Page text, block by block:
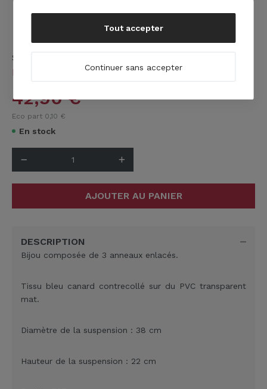
Suspension Bijou en tissu jaune moutarde
42,90€
Eco part 0,10 €
En stock
AJOUTER AU PANIER
DESCRIPTION
Bijou composée de 3 anneaux enlacés.
Tissu bleu canard contrecollé sur du PVC transparent
mat.
Diamètre de la suspension : 38 cm
Hauteur de la suspension : 22 cm
Continuer sans accepter
Tout accepter